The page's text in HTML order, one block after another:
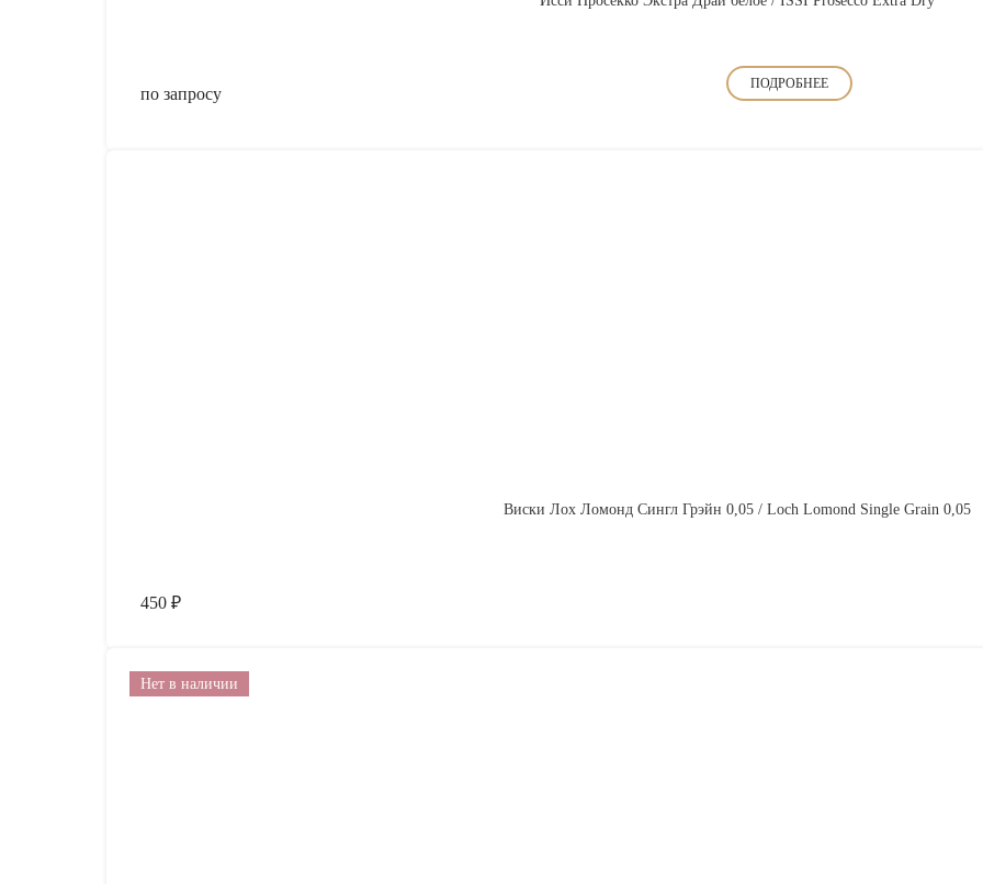
по запросу
ПОДРОБНЕЕ
Виски Лох Ломонд Сингл Грэйн 0,05 / Loch Lomond Single Grain 0,05
450 ₽
Нет в наличии